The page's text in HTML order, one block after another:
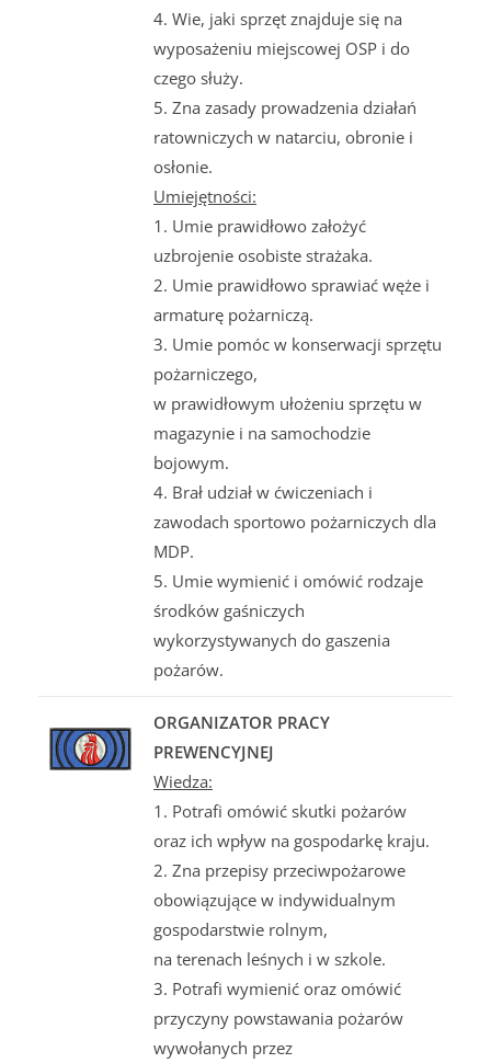
4. Wie, jaki sprzęt znajduje się na
wyposażeniu miejscowej OSP i do
czego służy.
5. Zna zasady prowadzenia działań
ratowniczych w natarciu, obronie i
osłonie.
Umiejętności:
1. Umie prawidłowo założyć
uzbrojenie osobiste strażaka.
2. Umie prawidłowo sprawiać węże i
armaturę pożarniczą.
3. Umie pomóc w konserwacji sprzętu
pożarniczego,
w prawidłowym ułożeniu sprzętu w
magazynie i na samochodzie
bojowym.
4. Brał udział w ćwiczeniach i
zawodach sportowo pożarniczych dla
MDP.
5. Umie wymienić i omówić rodzaje
środków gaśniczych
wykorzystywanych do gaszenia
pożarów.
ORGANIZATOR PRACY
PREWENCYJNEJ
Wiedza:
1. Potrafi omówić skutki pożarów
oraz ich wpływ na gospodarkę kraju.
2. Zna przepisy przeciwpożarowe
obowiązujące w indywidualnym
gospodarstwie rolnym,
na terenach leśnych i w szkole.
3. Potrafi wymienić oraz omówić
przyczyny powstawania pożarów
wywołanych przez